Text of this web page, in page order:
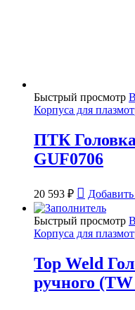
Быстрый просмотр
Корпуса для
ПТК
GUF0706
20 593 ₽
Быстрый просмотр
Корпуса для
Top Weld
ручного (TW